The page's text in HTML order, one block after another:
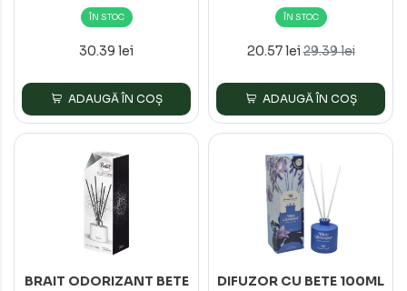
ROSE
ÎN STOC
30.39 lei
ADAUGĂ ÎN COȘ
20ML EXOTIC TROPICAL
BLOSSOMS*6
ÎN STOC
20.57 lei29.39 lei
ADAUGĂ ÎN COȘ
BRAIT ODORIZANT BETE
DIFUZOR CU BETE 100ML